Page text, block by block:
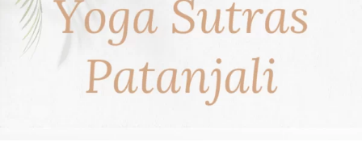
los
Yoga
sutras